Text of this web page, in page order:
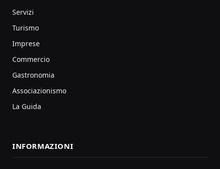
Servizi
Turismo
Imprese
Commercio
Gastronomia
Associazionismo
La Guida
INFORMAZIONI